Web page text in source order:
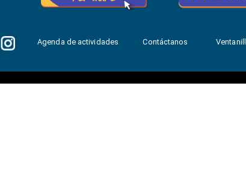
Agenda de actividades Contáctanos Ventanilla